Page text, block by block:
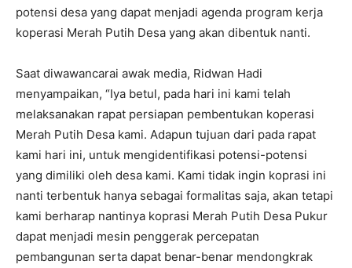
potensi desa yang dapat menjadi agenda program kerja
koperasi Merah Putih Desa yang akan dibentuk nanti.
Saat diwawancarai awak media, Ridwan Hadi
menyampaikan, “Iya betul, pada hari ini kami telah
melaksanakan rapat persiapan pembentukan koperasi
Merah Putih Desa kami. Adapun tujuan dari pada rapat
kami hari ini, untuk mengidentifikasi potensi-potensi
yang dimiliki oleh desa kami. Kami tidak ingin koprasi ini
nanti terbentuk hanya sebagai formalitas saja, akan tetapi
kami berharap nantinya koprasi Merah Putih Desa Pukur
dapat menjadi mesin penggerak percepatan
pembangunan serta dapat benar-benar mendongkrak